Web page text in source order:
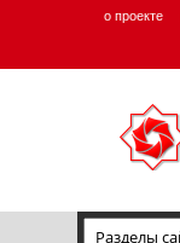
о проекте